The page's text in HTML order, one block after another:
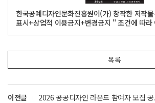
한국공예디자인문화진흥원이(가) 창작한 저작
표시+상업적 이용금지+변경금지 " 조건에 따라
목록
이전글
2026 공공디자인 라운드 참여자 모집